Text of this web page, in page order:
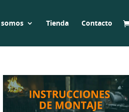
Tienda Contacto